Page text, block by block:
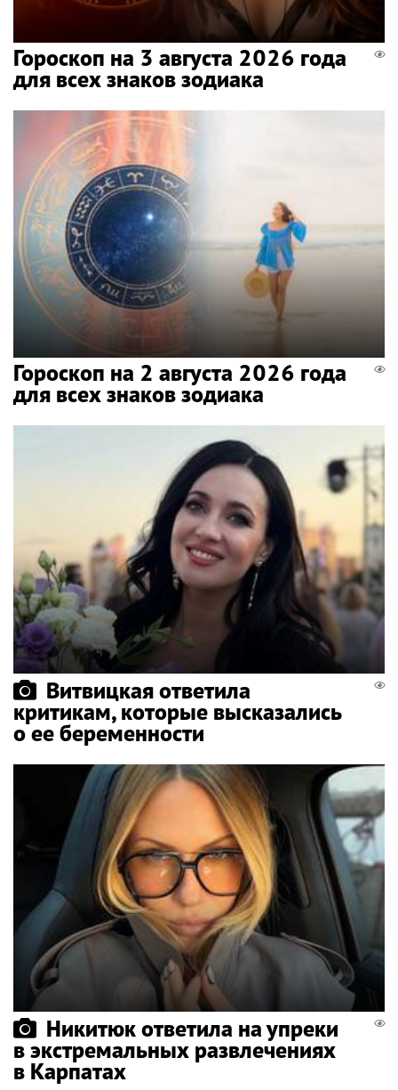
Гороскоп на 3 августа 2026 года
для всех знаков зодиака
Гороскоп на 2 августа 2026 года
для всех знаков зодиака
Витвицкая ответила
критикам, которые высказались
о ее беременности
Никитюк ответила на упреки
в экстремальных развлечениях
в Карпатах